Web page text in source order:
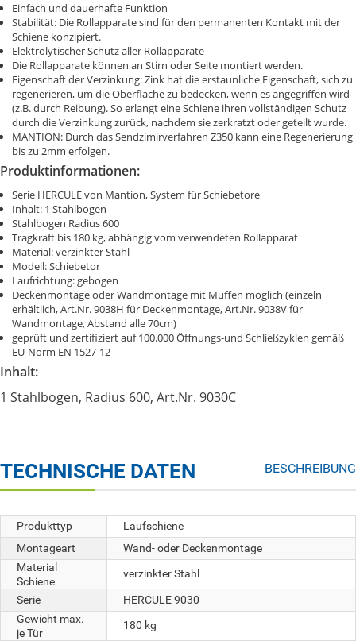
Einfach und dauerhafte Funktion
Stabilität: Die Rollapparate sind für den permanenten Kontakt mit der
Schiene konzipiert.
Elektrolytischer Schutz aller Rollapparate
Die Rollapparate können an Stirn oder Seite montiert werden.
Eigenschaft der Verzinkung: Zink hat die erstaunliche Eigenschaft, sich zu
regenerieren, um die Oberfläche zu bedecken, wenn es angegriffen wird
(z.B. durch Reibung). So erlangt eine Schiene ihren vollständigen Schutz
durch die Verzinkung zurück, nachdem sie zerkratzt oder geteilt wurde.
MANTION: Durch das Sendzimirverfahren Z350 kann eine Regenerierung
bis zu 2mm erfolgen.
Produktinformationen:
Serie HERCULE von Mantion, System für Schiebetore
Inhalt: 1 Stahlbogen
Stahlbogen Radius 600
Tragkraft bis 180 kg, abhängig vom verwendeten Rollapparat
Material: verzinkter Stahl
Modell: Schiebetor
Laufrichtung: gebogen
Deckenmontage oder Wandmontage mit Muffen möglich (einzeln
erhältlich, Art.Nr. 9038H für Deckenmontage, Art.Nr. 9038V für
Wandmontage, Abstand alle 70cm)
geprüft und zertifiziert auf 100.000 Öffnungs-und Schließzyklen gemäß
EU-Norm EN 1527-12
Inhalt:
1 Stahlbogen, Radius 600, Art.Nr. 9030C
TECHNISCHE DATEN BESCHREIBUNG
Produkttyp
Laufschiene
Montageart
Wand- oder Deckenmontage
Material
Schiene
verzinkter Stahl
Serie
HERCULE 9030
Gewicht max.
je Tür
180 kg